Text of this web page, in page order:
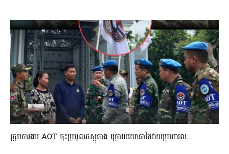
ក្រុមការងារ AOT ចុះប្រមូលភស្តុតាង ក្រោយយោធាថៃវាយប្រហារល...